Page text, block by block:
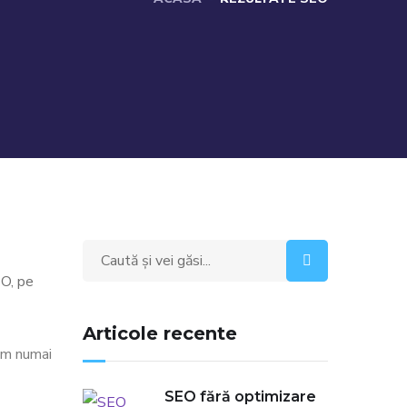
pe
numai
Search
Articole recente
SEO fără optimizare